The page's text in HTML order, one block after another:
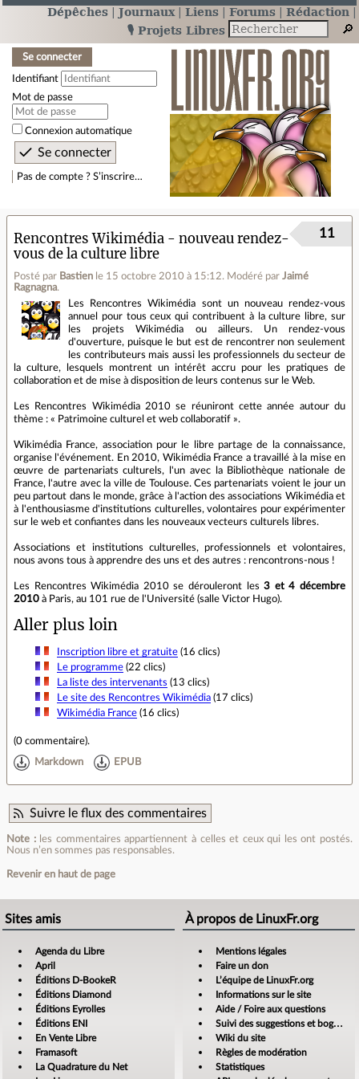
Dépêches Journaux Liens Forums
Rédaction
🎙️ Projets Libres
Se connecter
Identifiant
Mot de passe
Connexion automatique
Pas de compte ? S’inscrire…
Rencontres Wikimédia - nouveau rendez-
vous de la culture libre
Posté par Bastien le 15 octobre 2010 à 15:12. Modéré par Jaimé
Ragnagna.
11
Les Rencontres Wikimédia sont un nouveau rendez-vous
annuel pour tous ceux qui contribuent à la culture libre, sur
les projets Wikimédia ou ailleurs. Un rendez-vous
d'ouverture, puisque le but est de rencontrer non seulement
les contributeurs mais aussi les professionnels du secteur de
la culture, lesquels montrent un intérêt accru pour les pratiques de
collaboration et de mise à disposition de leurs contenus sur le Web.
Les Rencontres Wikimédia 2010 se réuniront cette année autour du
thème : « Patrimoine culturel et web collaboratif ».
Wikimédia France, association pour le libre partage de la connaissance,
organise l'événement. En 2010, Wikimédia France a travaillé à la mise en
œuvre de partenariats culturels, l'un avec la Bibliothèque nationale de
France, l'autre avec la ville de Toulouse. Ces partenariats voient le jour un
peu partout dans le monde, grâce à l'action des associations Wikimédia et
à l'enthousiasme d'institutions culturelles, volontaires pour expérimenter
sur le web et confiantes dans les nouveaux vecteurs culturels libres.
Associations et institutions culturelles, professionnels et volontaires,
nous avons tous à apprendre des uns et des autres : rencontrons-nous !
Les Rencontres Wikimédia 2010 se dérouleront les3 et 4 décembre
2010 à Paris, au 101 rue de l'Université (salle Victor Hugo).
Aller plus loin
Inscription libre et gratuite(16 clics)
Le programme(22 clics)
La liste des intervenants (13 clics)
Le site des Rencontres Wikimédia(17 clics)
Wikimédia France(16 clics)
(0 commentaire).
Markdown EPUB
Suivre le flux des commentaires
Note :les commentaires appartiennent à celles et ceux qui les ont postés.
Nous n’en sommes pas responsables.
Revenir en haut de page
Sites amis
Agenda du Libre
April
Éditions D-BookeR
Éditions Diamond
Éditions Eyrolles
Éditions ENI
En Vente Libre
Framasoft
La Quadrature du Net
À propos de LinuxFr.org
Mentions légales
Faire un don
L’équipe de LinuxFr.org
Informations sur le site
Aide / Foire aux questions
Suivi des suggestions et bogues
Wiki du site
Règles de modération
Statistiques